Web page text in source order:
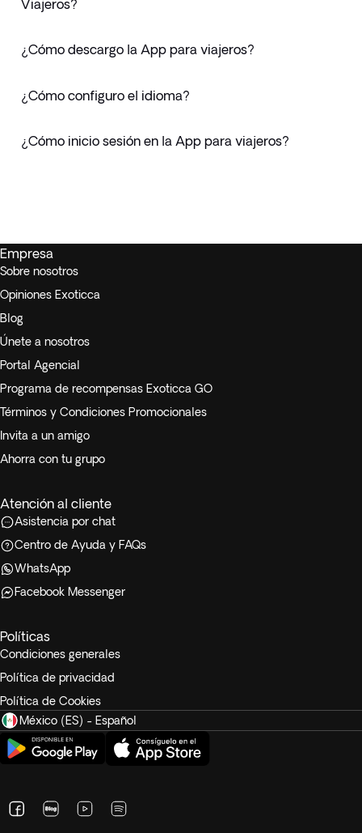
Viajeros?
¿Cómo descargo la App para viajeros?
¿Cómo configuro el idioma?
¿Cómo inicio sesión en la App para viajeros?